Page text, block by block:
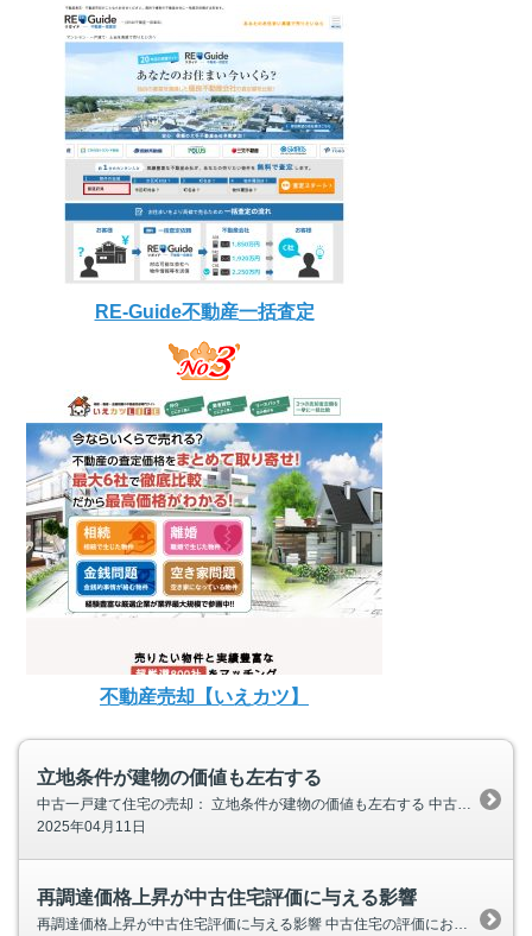
RE-Guide不動産一括査定
不動産売却【いえカツ】
立地条件が建物の価値も左右する
中古一戸建て住宅の売却： 立地条件が建物の価値も左右する 中古一戸建て住宅の売却において、建物の評価だけでなく、立地や街の評価も重要な要素となります。特に最寄り駅までの距離や都心への通勤時間といった立地条件がネックとなることがあります。 共働き世
2025年04月11日
再調達価格上昇が中古住宅評価に与える影響
再調達価格上昇が中古住宅評価に与える影響 中古住宅の評価において、再調達価格の上昇は無視できない要素となっています。特に2000年以降に建てられた建物は、当時の坪単価がおおよそ50万円から80万円程度であったと考えられています。 現在、築15年以上